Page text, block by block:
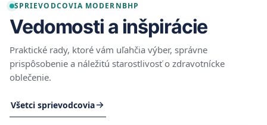
SPRIEVODCOVIA MODERNBHP
Vedomosti a inšpirácie
Praktické rady, ktoré vám uľahčia výber, správne
prispôsobenie a náležitú starostlivosť o zdravotnícke
oblečenie.
Všetci sprievodcovia